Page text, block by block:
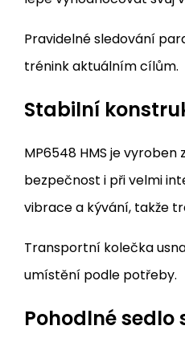
Pravidelné sledování
trénink aktuálním cílům.
Stabilní
MP6548 HMS je
bezpečnost i při velmi
vibrace a kývání, takže
Transportní kolečka
umístění podle potřeby.
Pohodlné